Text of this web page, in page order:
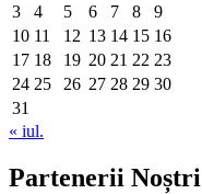
3
4 5 6 7 8
9
10 11 12 13 14 15 16
17 18 19 20 21 22 23
24 25 26 27 28 29 30
31
« iul.
Partenerii Noștri